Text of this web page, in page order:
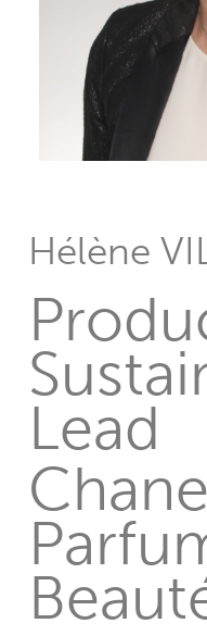
Hélène
Lead